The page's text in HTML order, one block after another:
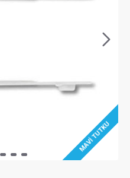
MAVI TUTKU